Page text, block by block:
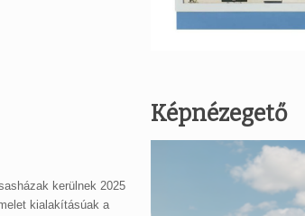
kerülnek 2025
kialakításúak a
Képnézegető